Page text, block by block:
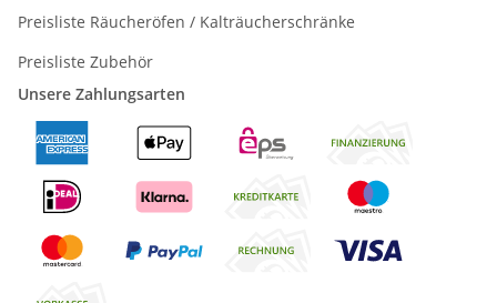
Preisliste Räucheröfen / Kalträucherschränke
Preisliste Zubehör
Unsere Zahlungsarten